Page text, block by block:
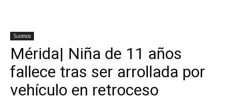
Sucesos
Mérida| Niña de 11 años
fallece tras ser arrollada por
vehículo en retroceso